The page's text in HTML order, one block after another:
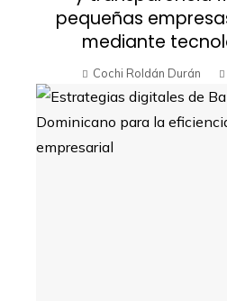
pequeñas
mediante
Cochi Roldán Durán